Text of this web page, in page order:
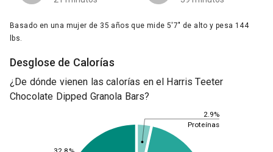
Basado en una mujer de 35 años que mide 5'7" de alto y pesa 144
lbs.
Desglose de Calorías
¿De dónde vienen las calorías en el Harris Teeter
Chocolate Dipped Granola Bars?
2.9%
Proteínas